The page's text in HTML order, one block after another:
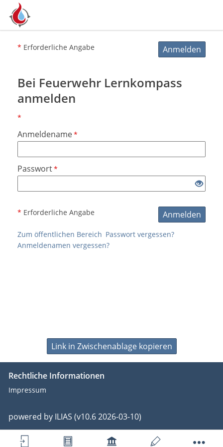
Anmelden
* Erforderliche Angabe
Bei Feuerwehr Lernkompass
anmelden
*
Anmeldename*
Passwort*
* Erforderliche Angabe Anmelden
Zum öffentlichen Bereich Passwort vergessen?
Anmeldenamen vergessen?
Link in Zwischenablage kopieren
Rechtliche Informationen
Impressum
powered by ILIAS (v10.6 2026-03-10)